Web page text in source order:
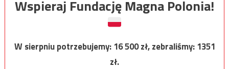
Wspieraj Fundację Magna Polonia!
W sierpniu potrzebujemy:16 500zł, zebraliśmy:1351
zł.